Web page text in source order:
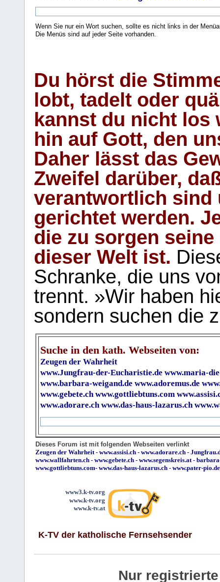
Wenn Sie nur ein Wort suchen, sollte es nicht links in der
Die Menüs sind auf jeder Seite vorhanden.
Du hörst die
lobt, tadelt oder
kannst du nicht los
hin auf Gott, den
Daher lässt das
Zweifel darüber,
verantwortlich sind
gerichtet werden.
die zu sorgen
dieser Welt ist.
Schranke, die uns
trennt. »Wir haben
sondern suchen die
Suche in den kath. Webseiten von:
Zeugen der Wahrheit
www.Jungfrau-der-Eucharistie.de www.maria-
www.barbara-weigand.de www.adoremus.de
www.gebete.ch www.gottliebtuns.com
www.adorare.ch www.das-haus-lazarus.ch
Dieses Forum ist mit folgenden Webseiten verlinkt
Zeugen der Wahrheit - www.assisi.ch - www.adorare.ch -
www.wallfahrten.ch - www.gebete.ch - www.segenskreis.at -
www.gottliebtuns.com- www.das-haus-lazarus.ch - www.pater-pio.de
www3.k-tv.org
www.k-tv.org
www.k-tv.at
K-TV der katholische Fernsehsender
Nur